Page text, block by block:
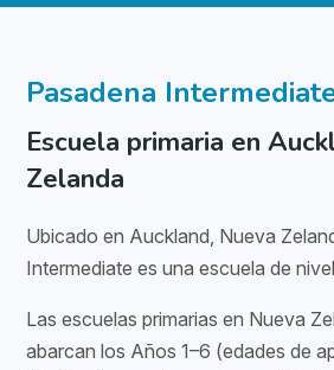
Pasadena
Escuela primaria en
Zelanda
Ubicado en Auckland, Nueva
Intermediate es una escuela de
Las escuelas primarias en Nueva
abarcan los Años 1–6 (edades de